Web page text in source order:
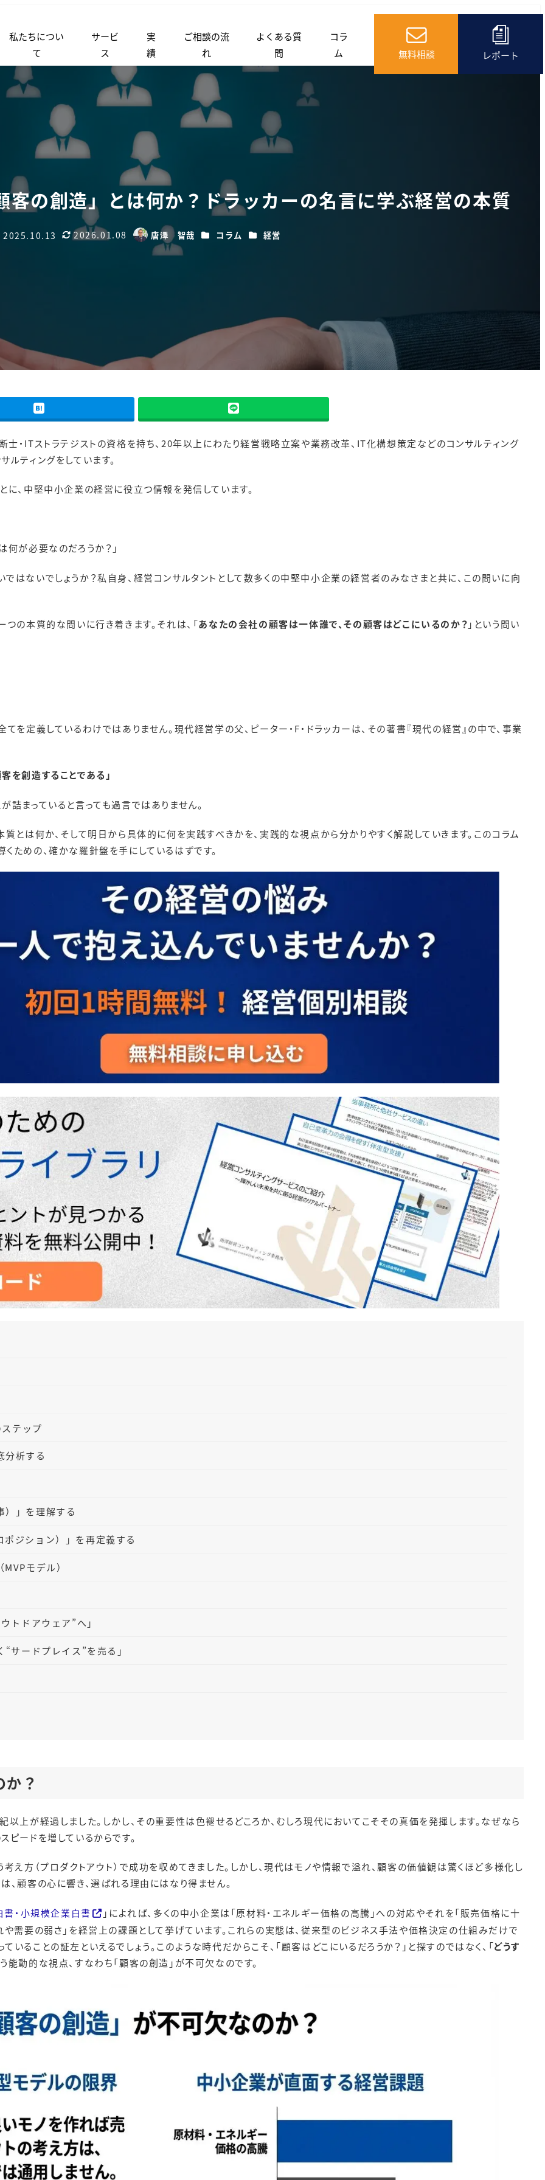
私たちについ
て
サービ
ス
実
績
ご相談の流
れ
よくある質
問
コラ
ム
無料相談 レポート
の創造」とは何か？ドラッカーの名言に学ぶ経営の本質
日
2025.10.13 更新日
2026.01.08
著
唐澤 智哉 カテゴリー
コラム カテゴリー
経営
士・ITストラテジストの資格を持ち、20年以上にわたり経営戦略立案や業務改革、IT化構想策定などのコンサルティング
ティングをしています。
に、中堅中小企業の経営に役立つ情報を発信しています。
何が必要なのだろうか？」
はないでしょうか？私自身、経営コンサルタントとして数多くの中堅中小企業の経営者のみなさまと共に、この問いに向
の本質的な問いに行き着きます。それは、「あなたの会社の顧客は一体誰で、その顧客はどこにいるのか？ 」という問い
を定義しているわけではありません。現代経営学の父、ピーター・F・ドラッカーは、その著書『現代の経営』の中で、事業
を創造することである」
詰まっていると言っても過言ではありません。
とは何か、そして明日から具体的に何を実践すべきかを、実践的な視点から分かりやすく解説していきます。このコラム
ための、確かな羅針盤を手にしているはずです。
テップ
分析する
）」を理解する
ジション）」を再定義する
モデル）
トドアウェア”へ」
サードプレイス”を売る」
？
以上が経過しました。しかし、その重要性は色褪せるどころか、むしろ現代においてこそその真価を発揮します。なぜなら
ピードを増しているからです。
え方（プロダクトアウト）で成功を収めてきました。しかし、現代はモノや情報で溢れ、顧客の価値観は驚くほど多様化し
、顧客の心に響き、選ばれる理由にはなり得ません。
・小規模企業白書
」によれば、多くの中小企業は「原材料・エネルギー価格の高騰」への対応やそれを「販売価格に十
や需要の弱さ」を経営上の課題として挙げています。これらの実態は、従来型のビジネス手法や価格決定の仕組みだけで
ることの証左といえるでしょう。このような時代だからこそ、「顧客はどこにいるだろうか？」と探すのではなく、「どうす
う能動的な視点、すなわち「顧客の創造」が不可欠なのです。